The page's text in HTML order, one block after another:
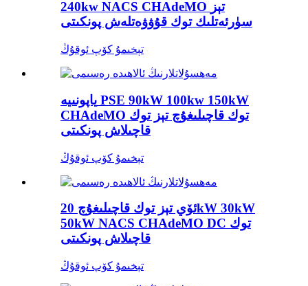
240kw NACS CHAdeMO تېز
سۈرئەتلىك توك قۇۋۋەتلەش پونكىتى
تېخىمۇ كۆپ ئوقۇڭ
ياپونىيە PSE 90kW 100kw 150kW
CHAdeMO توك قاچىلىغۇچ تېز توك
قاچىلاش پونكىتى
تېخىمۇ كۆپ ئوقۇڭ
ئۆي تېز توك قاچىلىغۇچ 20kW 30kW
50kW NACS CHAdeMO DC توك
قاچىلاش پونكىتى
تېخىمۇ كۆپ ئوقۇڭ